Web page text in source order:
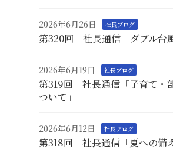
2026年6月26日 社長ブログ
第320回 社長通信「ダブル台風
2026年6月19日 社長ブログ
第319回 社長通信「子育て・
ついて」
2026年6月12日 社長ブログ
第318回 社長通信「夏への備え